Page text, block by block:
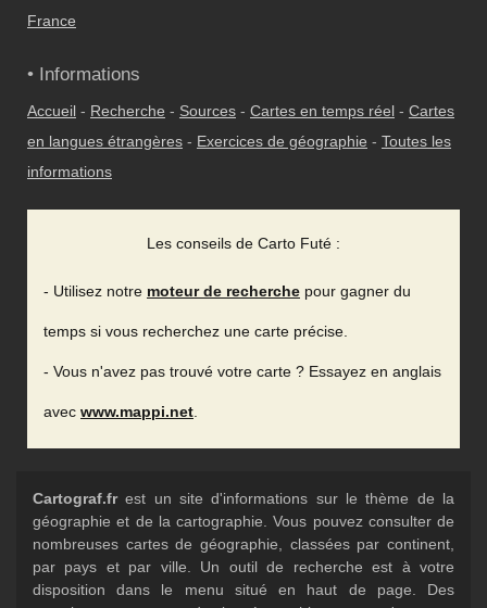
France
• Informations
Accueil - Recherche - Sources - Cartes en temps réel - Cartes
en langues étrangères - Exercices de géographie - Toutes les
informations
Les conseils de Carto Futé :
- Utilisez notre moteur de recherche pour gagner du
temps si vous recherchez une carte précise.
- Vous n'avez pas trouvé votre carte ? Essayez en anglais
avec www.mappi.net
Cartograf.frest un site d'informations sur le thème de la
géographie et de la cartographie. Vous pouvez consulter de
nombreuses cartes de géographie, classées par continent,
par pays et par ville. Un outil de recherche est à votre
disposition dans le menu situé en haut de page. Des